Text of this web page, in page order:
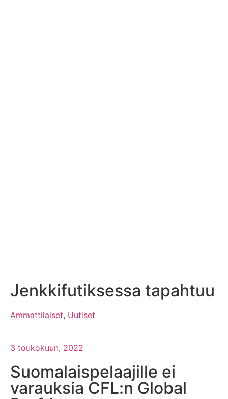
Jenkkifutiksessa tapahtuu
Ammattilaiset, Uutiset
3 toukokuun, 2022
Suomalaispelaajille ei
varauksia CFL:n Global